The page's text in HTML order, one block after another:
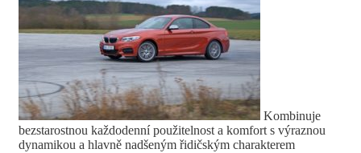
Kombinuje
bezstarostnou každodenní použitelnost a komfort s výraznou
dynamikou a hlavně nadšeným řidičským charakterem